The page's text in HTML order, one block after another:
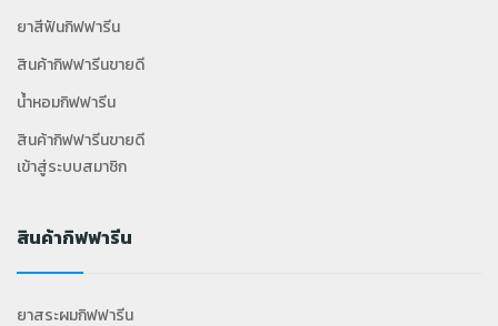
ยาสีฟันกิฟฟารีน
สินค้ากิฟฟารีนขายดี
น้ำหอมกิฟฟารีน
สินค้ากิฟฟารีนขายดี
เข้าสู่ระบบสมาชิก
สินค้ากิฟฟารีน
ยาสระผมกิฟฟารีน